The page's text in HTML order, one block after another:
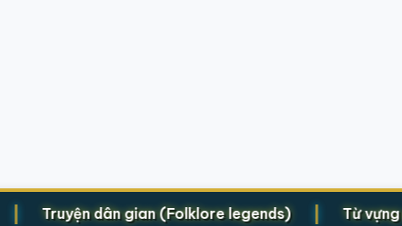
Truyện dân gian (Folklore legends) | Từ vựng cho